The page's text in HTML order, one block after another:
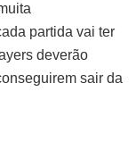
partida vai ter
deverão
sair da